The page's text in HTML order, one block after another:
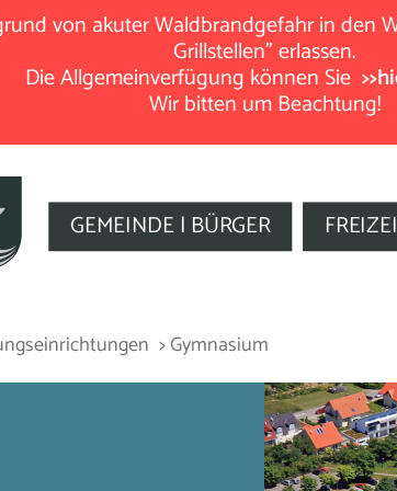
von akuter Waldbrandgefahr in den
Grillstellen" erlassen.
Die Allgemeinverfügung können Sie
Wir bitten um Beachtung!
GEMEINDE | BÜRGER
> Gymnasium